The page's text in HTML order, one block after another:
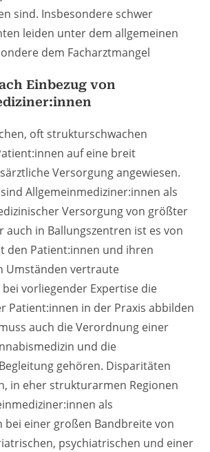
sind. Insbesondere schwer
leiden unter dem allgemeinen
dem Facharztmangel
Einbezug von
oft strukturschwachen
auf eine breit
Versorgung angewiesen.
Allgemeinmediziner:innen als
Versorgung von größter
auch in Ballungszentren ist es von
den Patient:innen und ihren
Umständen vertraute
vorliegender Expertise die
Patient:innen in der Praxis abbilden
auch die Verordnung einer
und die
gehören. Disparitäten
in eher strukturarmen Regionen
als
bei einer großen Bandbreite von
psychiatrischen und einer